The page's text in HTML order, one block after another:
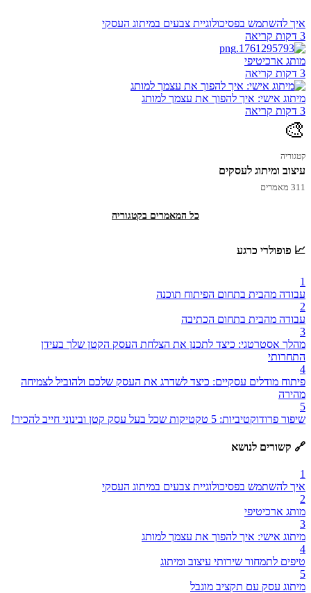
איך להשתמש בפסיכולוגיית צבעים במיתוג העסקי
3 דקות קריאה
מותג ארכיטיפי
3 דקות קריאה
מיתוג אישי: איך להפוך את עצמך למותג
3 דקות קריאה
🎨
קטגוריה
עיצוב ומיתוג לעסקים
311 מאמרים
כל המאמרים בקטגוריה
📈 פופולרי כרגע
1
עבודה מהבית בתחום הפיתוח תוכנה
2
עבודה מהבית בתחום הכתיבה
3
מהלך אסטרטגי: כיצד לתכנן את הצלחת העסק הקטן שלך בעידן
התחרותי
4
פיתוח מודלים עסקיים: כיצד לשדרג את העסק שלכם ולהוביל לצמיחה
מהירה
5
שיפור פרודוקטיביות: 5 טקטיקות שכל בעל עסק קטן ובינוני חייב להכיר!
🔗 קשורים לנושא
1
איך להשתמש בפסיכולוגיית צבעים במיתוג העסקי
2
מותג ארכיטיפי
3
מיתוג אישי: איך להפוך את עצמך למותג
4
טיפים לתמחור שירותי עיצוב ומיתוג
5
מיתוג עסק עם תקציב מוגבל